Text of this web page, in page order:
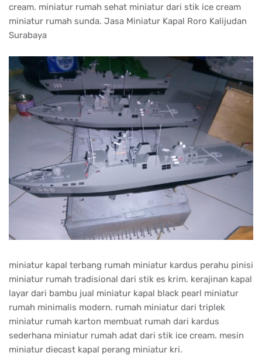
cream. miniatur rumah sehat miniatur dari stik ice cream
miniatur rumah sunda. Jasa Miniatur Kapal Roro Kalijudan
Surabaya
miniatur kapal terbang rumah miniatur kardus perahu pinisi
miniatur rumah tradisional dari stik es krim. kerajinan kapal
layar dari bambu jual miniatur kapal black pearl miniatur
rumah minimalis modern. rumah miniatur dari triplek
miniatur rumah karton membuat rumah dari kardus
sederhana miniatur rumah adat dari stik ice cream. mesin
miniatur diecast kapal perang miniatur kri.